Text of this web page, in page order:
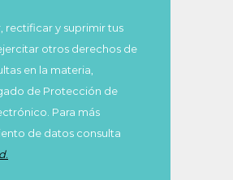
rectificar y suprimir tus
otros derechos de
en la materia,
de Protección de
Para más
de datos consulta
.